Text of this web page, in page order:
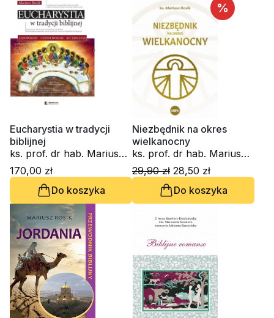
Eucharystia w tradycji
biblijnej
ks. prof. dr hab. Mariusz
Rosik
170,00 zł
Do koszyka
%
Niezbędnik na okres
wielkanocny
ks. prof. dr hab. Mariusz
Rosik
29,90 zł 28,50 zł
Do koszyka